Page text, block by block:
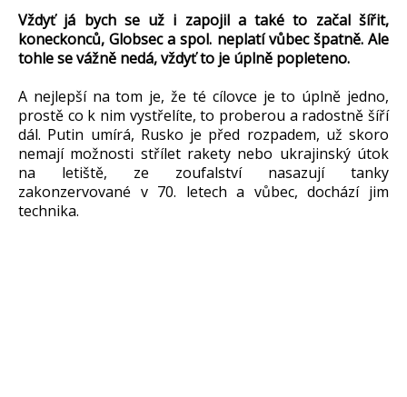
Vždyť já bych se už i zapojil a také to začal šířit,
koneckonců, Globsec a spol. neplatí vůbec špatně. Ale
tohle se vážně nedá, vždyť to je úplně popleteno.
A nejlepší na tom je, že té cílovce je to úplně jedno,
prostě co k nim vystřelíte, to proberou a radostně šíří
dál. Putin umírá, Rusko je před rozpadem, už skoro
nemají možnosti střílet rakety nebo ukrajinský útok
na letiště, ze zoufalství nasazují tanky
zakonzervované v 70. letech a vůbec, dochází jim
technika.